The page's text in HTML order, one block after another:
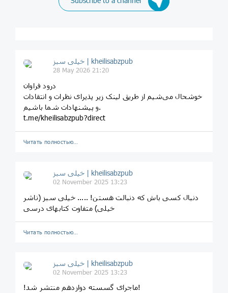
خیلی سبز | kheilisabzpub
28 May 2026 21:20
درود فراوان
خوشحال می‌شیم از طریق لینک زیر پذیرای نظرات و انتقادات
و پیشنهادات شما باشیم.
t.me/kheilisabzpub?direct
Читать полностью…
خیلی سبز | kheilisabzpub
02 November 2025 13:23
دنبال کسی باش که دنبالت هستن! ..... خیلی سبز (ناشر
خیلی) متفاوت کتابهای درسی
Читать полностью…
خیلی سبز | kheilisabzpub
02 November 2025 13:23
!ماجرای گسسته دوازدهم منتشر شد!